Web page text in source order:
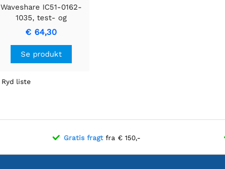
Waveshare IC51-0162-
1035, test- og
indbrændingssocket
€ 64,30
Se produkt
Ryd liste
Gratis fragtfra € 150,-